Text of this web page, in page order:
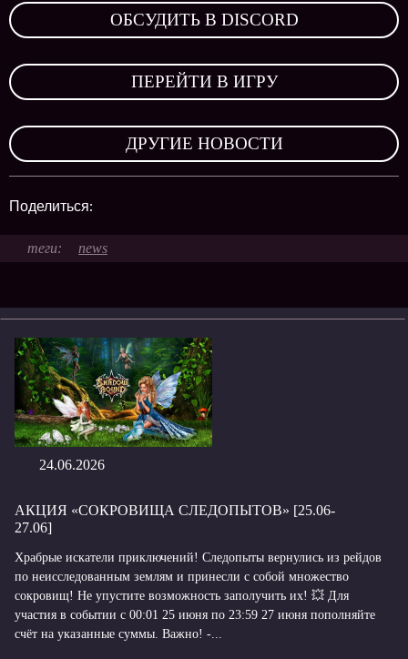
ОБСУДИТЬ В DISCORD
ПЕРЕЙТИ В ИГРУ
ДРУГИЕ НОВОСТИ
Поделиться:
news
24.06.2026
АКЦИЯ «СОКРОВИЩА СЛЕДОПЫТОВ» [25.06-
27.06]
Храбрые искатели приключений! Следопыты вернулись из рейдов
по неисследованным землям и принесли с собой множество
сокровищ! Не упустите возможность заполучить их! 💥 Для
участия в событии с 00:01 25 июня по 23:59 27 июня пополняйте
счёт на указанные суммы. Важно! -...